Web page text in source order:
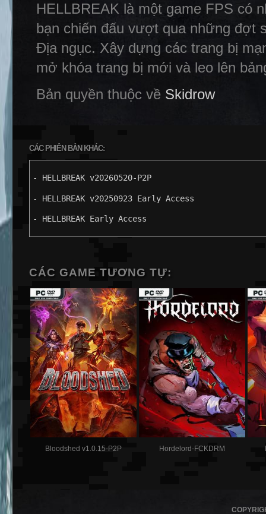
HELLBREAK là một game FPS có
bạn chiến đấu vượt qua những đợt
Địa ngục. Xây dựng các trang bị
mở khóa trang bị mới và leo lên
Bản quyền thuộc về Skidrow
CÁC PHIÊN BẢN KHÁC:
- HELLBREAK v20260520-P2P
- HELLBREAK v20250923 Early Access
- HELLBREAK Early Access
CÁC GAME TƯƠNG TỰ:
Bloodshed v1.0.15-P2P Hordelord-FCKDRM